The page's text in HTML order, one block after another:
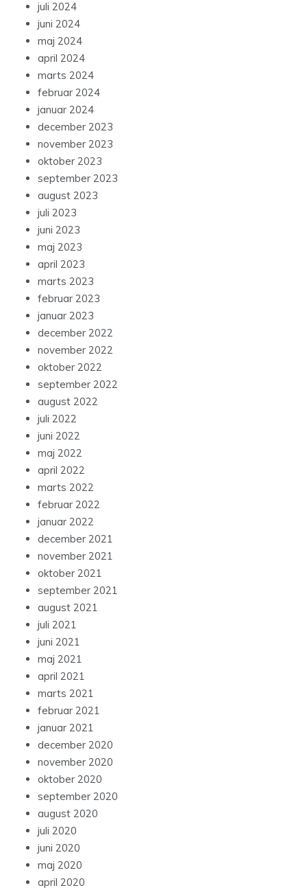
juli 2024
juni 2024
maj 2024
april 2024
marts 2024
februar 2024
januar 2024
december 2023
november 2023
oktober 2023
september 2023
august 2023
juli 2023
juni 2023
maj 2023
april 2023
marts 2023
februar 2023
januar 2023
december 2022
november 2022
oktober 2022
september 2022
august 2022
juli 2022
juni 2022
maj 2022
april 2022
marts 2022
februar 2022
januar 2022
december 2021
november 2021
oktober 2021
september 2021
august 2021
juli 2021
juni 2021
maj 2021
april 2021
marts 2021
februar 2021
januar 2021
december 2020
november 2020
oktober 2020
september 2020
august 2020
juli 2020
juni 2020
maj 2020
april 2020